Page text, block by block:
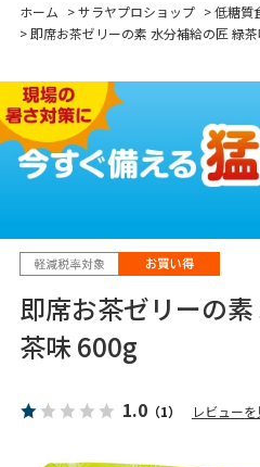
ホーム >サラヤプロショップ >低糖質
> 即席お茶ゼリーの素 水分補給の匠 緑
即席お茶ゼリーの
茶味 600g
1.0（1） レビューを